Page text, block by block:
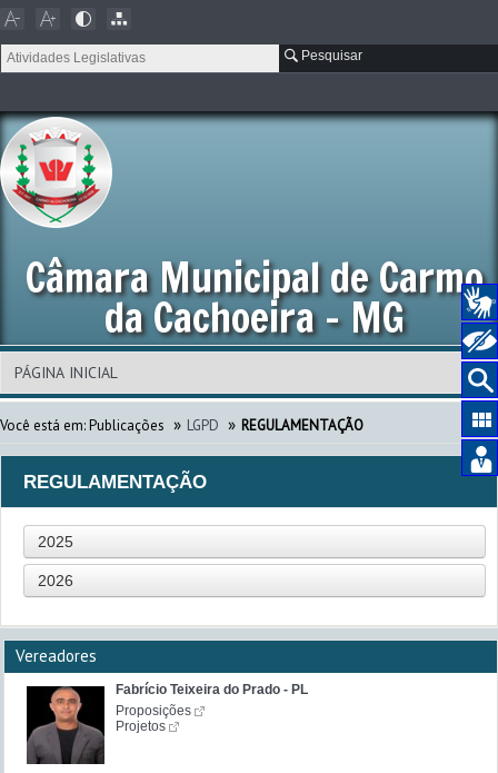
Pesquisar
Câmara Municipal de Carmo
da Cachoeira - MG
Você está em:Publicações » LGPD » REGULAMENTAÇÃO
REGULAMENTAÇÃO
2025
2026
Vereadores
Fabrício Teixeira do Prado - PL
Proposições
Projetos